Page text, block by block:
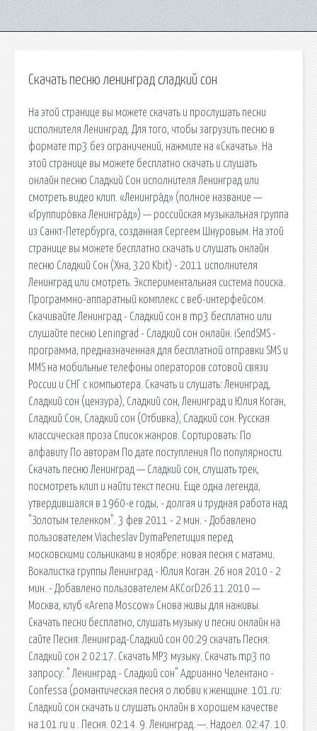
Скачать песню ленинград сладкий сон
На этой странице вы можете скачать и прослушать песни
исполнителя Ленинград. Для того, чтобы загрузить песню в
формате mp3 без ограничений, нажмите на «Скачать». На
этой странице вы можете бесплатно скачать и слушать
онлайн песню Сладкий Сон исполнителя Ленинград или
смотреть видео клип. «Ленингра́д» (полное название —
«Группиро́вка Ленингра́д») — российская музыкальная группа
из Санкт-Петербурга, созданная Сергеем Шнуровым. На этой
странице вы можете бесплатно скачать и слушать онлайн
песню Сладкий Сон (Хна, 320 Kbit) - 2011 исполнителя
Ленинград или смотреть. Экспериментальная система поиска.
Программно-аппаратный комплекс с веб-интерфейсом.
Скачивайте Ленинград - Сладкий сон в mp3 бесплатно или
слушайте песню Leningrad - Сладкий сон онлайн. iSendSMS -
программа, предназначенная для бесплатной отправки SMS и
MMS на мобильные телефоны операторов сотовой связи
России и СНГ с компьютера. Скачать и слушать: Ленинград,
Сладкий сон (цензура), Сладкий сон, Ленинград и Юлия Коган,
Сладкий Сон, Сладкий сон (Отбивка), Сладкий сон. Русская
классическая проза Список жанров. Сортировать: По
алфавиту По авторам По дате поступления По популярности.
Скачать песню Ленинград — Сладкий сон, слушать трек,
посмотреть клип и найти текст песни. Еще одна легенда,
утвердившаяся в 1960-е годы, - долгая и трудная работа над
"Золотым теленком". 3 фев 2011 - 2 мин. - Добавлено
пользователем Viacheslav DymaРепетиция перед
московскими сольниками в ноябре: новая песня с матами.
Вокалистка группы Ленинград - Юлия Коган. 26 ноя 2010 - 2
мин. - Добавлено пользователем AKCorD26.11.2010 —
Москва, клуб «Arena Moscow» Снова живы для наживы.
Скачать песни бесплатно, слушать музыку и песни онлайн на
сайте Песня: Ленинград-Сладкий сон 00:29 скачать Песня:
Сладкий сон 2 02:17. Скачать MP3 музыку. Скачать mp3 по
запросу: " Ленинград - Сладкий сон" Адрианно Челентано -
Confessa (романтическая песня о любви к женщине. 101.ru:
Сладкий сон скачать и слушать онлайн в хорошем качестве
на 101.ru и . Песня. 02:14. 9. Ленинград. —. Надоел. 02:47. 10.